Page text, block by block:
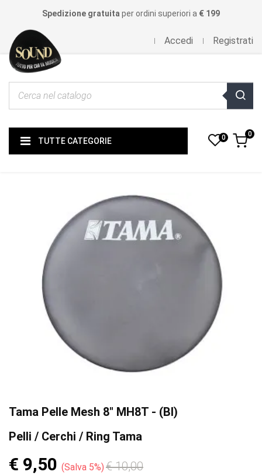
Spedizione gratuita per ordini superiori a € 199
Accedi Registrati
TUTTE CATEGORIE 0 0
Tama Pelle Mesh 8″ MH8T - (BI)
Pelli / Cerchi / Ring Tama
€ 9,50 Salva 5% € 10,00